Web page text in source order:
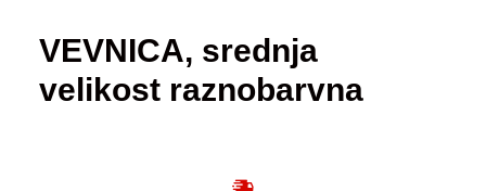
VEVNICA, srednja
velikost raznobarvna